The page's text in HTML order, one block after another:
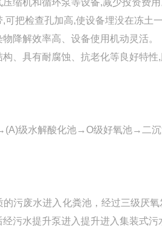
机和循环泵等设备,减少投资费用
把检查孔加高,使设备埋没在冻土一
解效率高、设备使用机动灵活。
具有耐腐蚀、抗老化等良好特性,
(A)级水解酸化池→ O级好氧池→ 二
的污废水进入化粪池，经过三级厌
经污水提升泵进入 提升进入 集装式污